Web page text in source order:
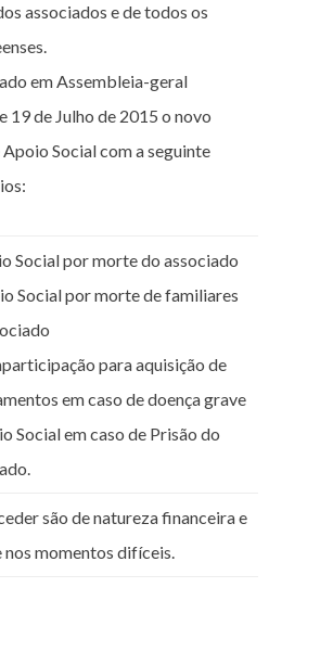
associados e de todos os
em Assembleia-geral
19 de Julho de 2015 o novo
Social com a seguinte
Social por morte do associado
Social por morte de familiares
para aquisição de
em caso de doença grave
Social em caso de Prisão do
são de natureza financeira e
momentos difíceis.